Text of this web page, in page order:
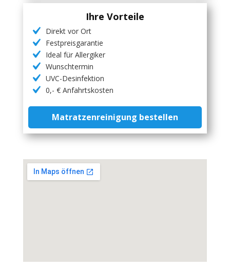
Ihre Vorteile
Direkt vor Ort
Festpreisgarantie
Ideal für Allergiker
Wunschtermin
UVC-Desinfektion
0,- € Anfahrtskosten
Matratzenreinigung bestellen